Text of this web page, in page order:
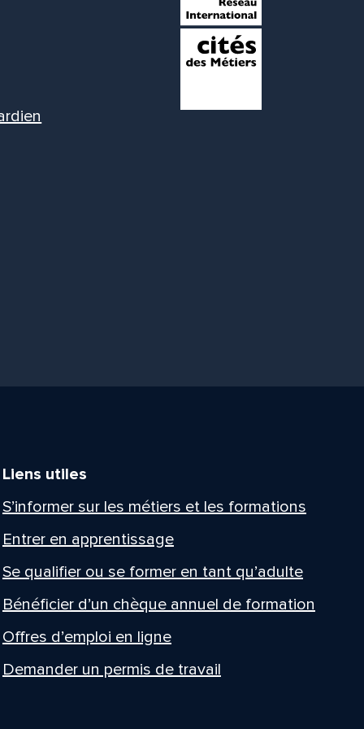
Liens utiles
S’informer sur les métiers et les formations
Entrer en apprentissage
Se qualifier ou se former en tant qu’adulte
Bénéficier d’un chèque annuel de formation
Offres d’emploi en ligne
Demander un permis de travail